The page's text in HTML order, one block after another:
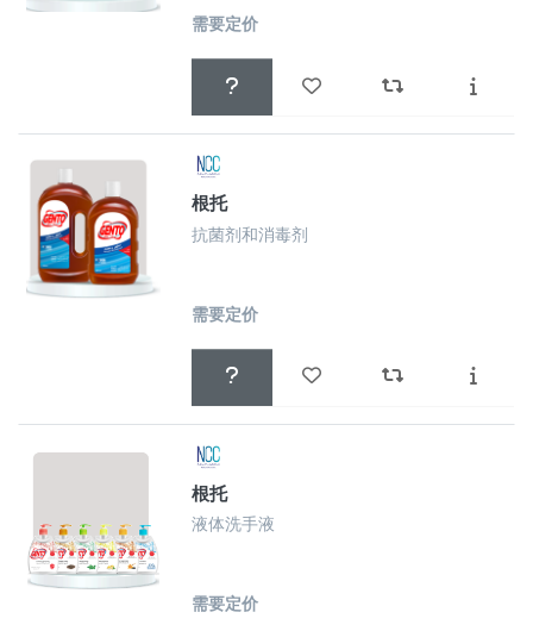
需要定价
根托
抗菌剂和消毒剂
需要定价
根托
液体洗手液
需要定价